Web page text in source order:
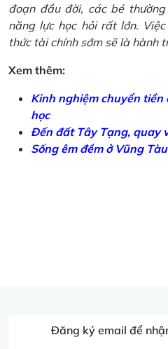
đoạn đầu đời, các bé
năng lực học hỏi rất lớn.
thức tài chính sớm sẽ là hành
Xem thêm:
Kinh nghiệm chuyển tiền
học
Đến đất Tây Tạng, quay
Sống êm đềm ở Vũng Tàu
Đăng ký email để